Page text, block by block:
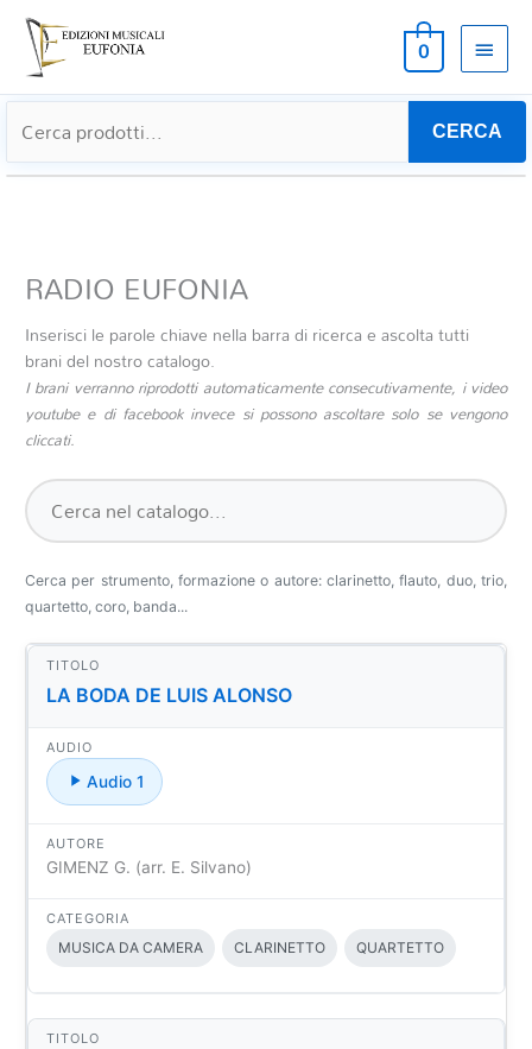
0
CERCA
RADIO EUFONIA
Inserisci le parole chiave nella barra di ricerca e ascolta tutti
brani del nostro catalogo.
I brani verranno riprodotti automaticamente consecutivamente, i video
youtube e di facebook invece si possono ascoltare solo se vengono
cliccati.
Cerca per strumento, formazione o autore: clarinetto, flauto, duo, trio,
quartetto, coro, banda...
LA BODA DE LUIS ALONSO
Audio 1
GIMENZ G. (arr. E. Silvano)
MUSICA DA CAMERA CLARINETTO QUARTETTO